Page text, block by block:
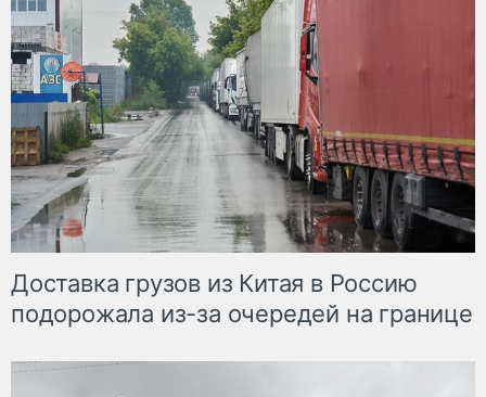
Доставка грузов из Китая в Россию
подорожала из-за очередей на границе